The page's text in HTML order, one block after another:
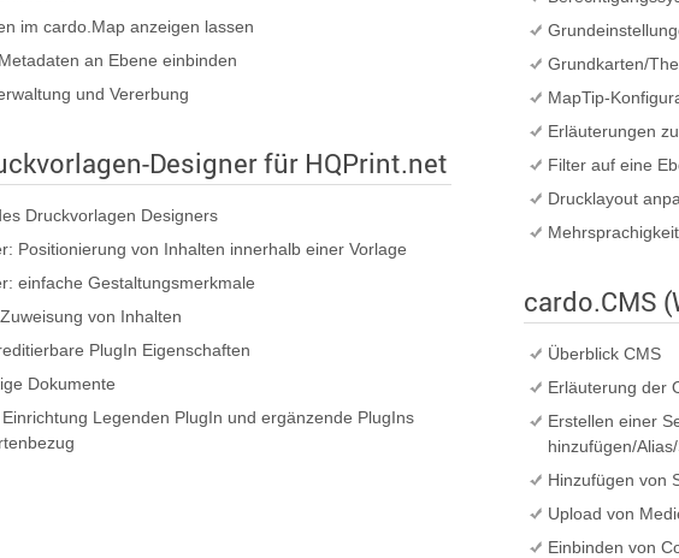
im cardo.Map anzeigen lassen
an Ebene einbinden
und Vererbung
Designer für HQPrint.net
Druckvorlagen Designers
Positionierung von Inhalten innerhalb einer Vorlage
einfache Gestaltungsmerkmale
von Inhalten
PlugIn Eigenschaften
Dokumente
Legenden PlugIn und ergänzende PlugIns
Grundkarten/
MapTip-
Erläuterungen
Filter auf eine
Drucklayout
Mehrsprachigkeit
cardo.CMS
Überblick CMS
Erläuterung der
Erstellen einer
hinzufügen/
Hinzufügen von
Upload von
Einbinden von